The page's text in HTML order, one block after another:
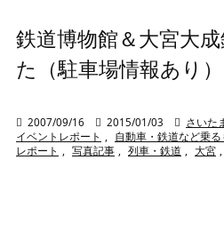
鉄道博物館＆大宮大
た（駐車場情報あり）
 2007/09/16  2015/01/03  さいた
イベントレポート
自動車・鉄道など乗る
レポート
写真記事 列車・鉄道 大宮